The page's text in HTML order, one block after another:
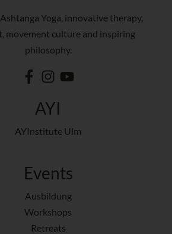
Yoga, innovative therapy,
movement culture and inspiring
philosophy.
AYI
AYInstitute Ulm
Events
Ausbildung
Workshops
Retreats